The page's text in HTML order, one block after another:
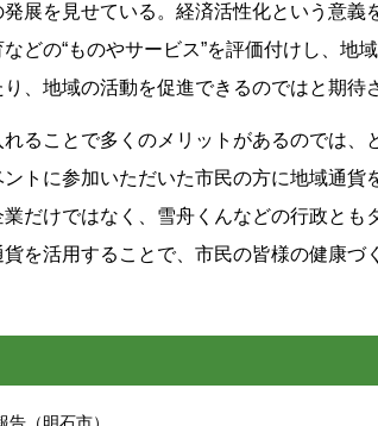
展を見せている。経済活性化という意
どの“ものやサービス”を評価付けし、
、地域の活動を促進できるのではと期待
ることで多くのメリットがあるのでは、
トに参加いただいた市民の方に地域通
だけではなく、雪舟くんなどの行政と
を活用することで、市民の皆様の健康づ
（明石市）